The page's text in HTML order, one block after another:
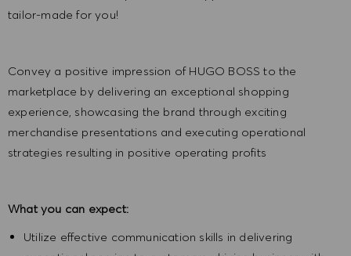
tailor-made for you!
Convey a positive impression of HUGO BOSS to the
marketplace by delivering an exceptional shopping
experience, showcasing the brand through exciting
merchandise presentations and executing operational
strategies resulting in positive operating profits
What you can expect:
Utilize effective communication skills in delivering